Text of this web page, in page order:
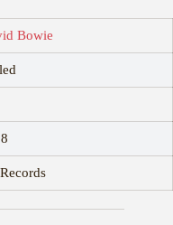
Bowie